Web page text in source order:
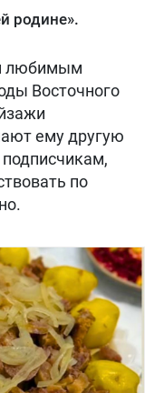
родине».
любимым
Восточного
ему другую
по